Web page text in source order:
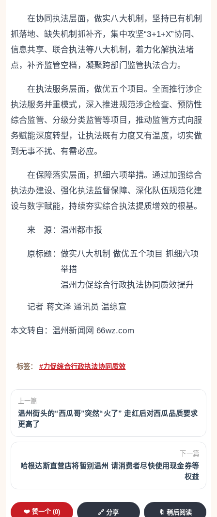
在协同执法层面，做实八大机制，坚持已有机制
抓落地、缺失机制抓补齐，集中攻坚“3+1+X”协同、
信息共享、联合执法等八大机制，着力化解执法堵
点，补齐监管空档，凝聚跨部门监管执法合力。
在执法服务层面，做优五个项目。全面推行涉企
执法服务并重模式，深入推进规范涉企检查、预防性
综合监管、分级分类监管等项目，推动监管方式向服
务赋能深度转型，让执法既有力度又有温度，切实做
到无事不扰、有需必应。
在保障落实层面，抓细六项举措。通过加强综合
执法办建设、强化执法监督保障、深化队伍规范化建
设与数字赋能，持续夯实综合执法提质增效的根基。
来 源：温州都市报
原标题： 做实八大机制 做优五个项目 抓细六项
举措
温州力促综合行政执法协同质效提升
记者 蒋文泽 通讯员 温综宣
本文转自： 温州新闻网 66wz.com
标签： #力促综合行政执法协同质效
上一篇
温州街头的“西瓜哥”突然“火了” 走红后对西瓜品质要求
更高了
下一篇
哈根达斯直营店将暂别温州 请消费者尽快使用现金券等
权益
❤️ 赞一个 (0) 🔗 分享 🔖 稍后阅读